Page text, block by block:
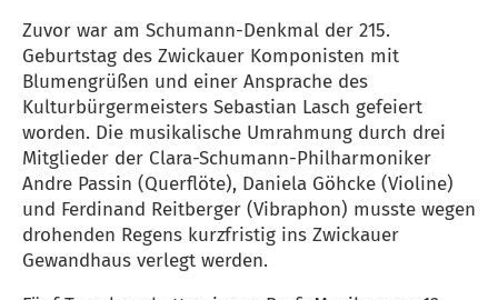
Zuvor war am Schumann-Denkmal der 215.
Geburtstag des Zwickauer Komponisten mit
Blumengrüßen und einer Ansprache des
Kulturbürgermeisters Sebastian Lasch gefeiert
worden. Die musikalische Umrahmung durch drei
Mitglieder der Clara-Schumann-Philharmoniker
Andre Passin (Querflöte), Daniela Göhcke (Violine)
und Ferdinand Reitberger (Vibraphon) musste wegen
drohenden Regens kurzfristig ins Zwickauer
Gewandhaus verlegt werden.